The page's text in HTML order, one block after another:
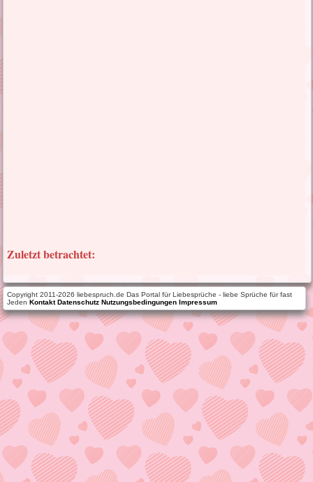
Zuletzt betrachtet:
Copyright 2011-2026 liebespruch.de Das Portal für Liebesprüche - liebe Sprüche für fast
JedenKontakt Datenschutz Nutzungsbedingungen Impressum